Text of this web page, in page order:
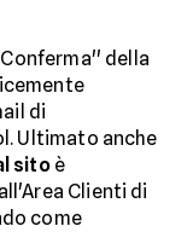
della
di
Ultimato anche
sitoè
Clienti di
come